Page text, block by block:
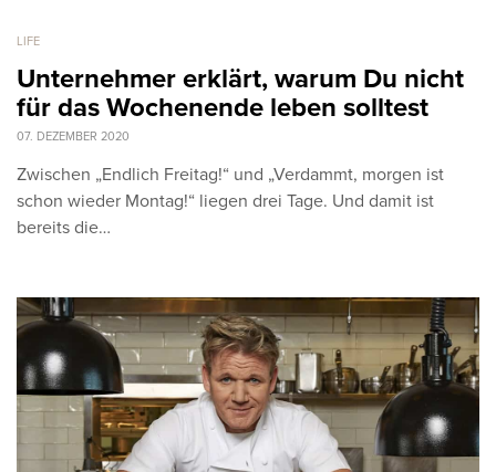
LIFE
Unternehmer erklärt, warum Du nicht
für das Wochenende leben solltest
07. DEZEMBER 2020
Zwischen „Endlich Freitag!“ und „Verdammt, morgen ist
schon wieder Montag!“ liegen drei Tage. Und damit ist
bereits die…